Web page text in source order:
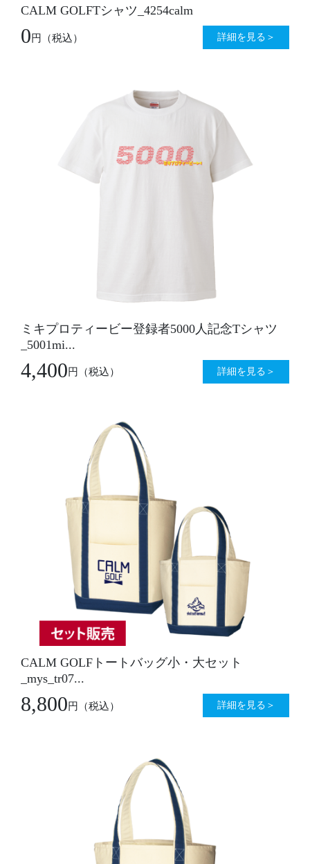
CALM GOLFTシャツ_4254calm
0円 （税込） 詳細を見る＞
ミキプロティービー登録者5000人記念Tシャツ
_5001mi...
4,400円 （税込） 詳細を見る＞
CALM GOLFトートバッグ小・大セット
_mys_tr07...
8,800円 （税込） 詳細を見る＞